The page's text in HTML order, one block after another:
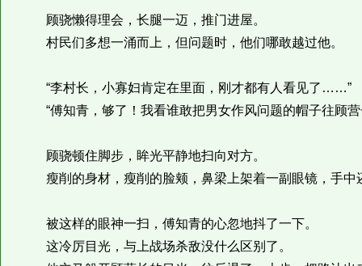
顾骁懒得理会，长腿一迈，推门进屋。
村民们多想一涌而上，但问题时，他们哪敢越过他。
“李村长，小寡妇肯定在里面，刚才都有人看见了……”
“傅知青，够了！我看谁敢把男女作风问题的帽子往顾营
顾骁顿住脚步，眸光平静地扫向对方。
瘦削的身材，瘦削的脸颊，鼻梁上架着一副眼镜，手中
被这样的眼神一扫，傅知青的心忽地抖了一下。
这冷厉目光，与上战场杀敌没什么区别了。